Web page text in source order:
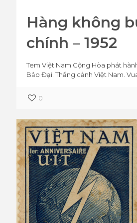
Hàng không
chính – 1952
Tem Việt Nam Cộng Hòa phát
Bảo Đại. Thắng cảnh Việt Nam.
0